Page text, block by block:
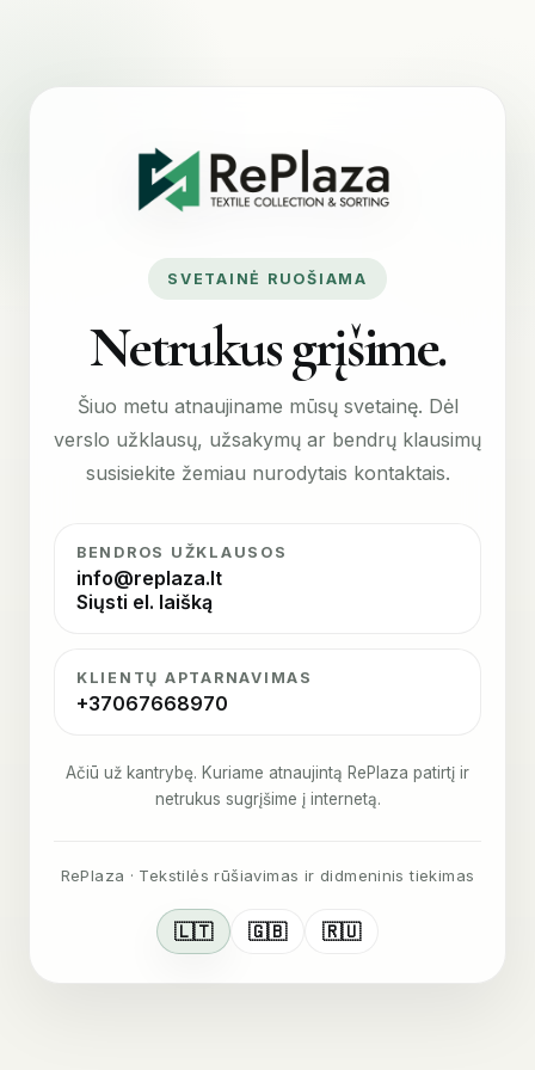
SVETAINĖ RUOŠIAMA
Netrukus grįšime.
Šiuo metu atnaujiname mūsų svetainę. Dėl
verslo užklausų, užsakymų ar bendrų klausimų
susisiekite žemiau nurodytais kontaktais.
BENDROS UŽKLAUSOS
info@replaza.lt
Siųsti el. laišką
KLIENTŲ APTARNAVIMAS
+37067668970
Ačiū už kantrybę. Kuriame atnaujintą RePlaza patirtį ir
netrukus sugrįšime į internetą.
RePlaza · Tekstilės rūšiavimas ir didmeninis tiekimas
🇱🇹 🇬🇧 🇷🇺